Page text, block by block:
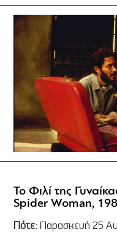
Το Φιλί της
Spider Woman,
Πότε: Παρασκευή 25